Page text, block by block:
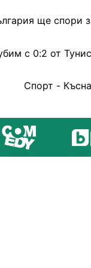
ще спори
с 0:2 от
Спорт -